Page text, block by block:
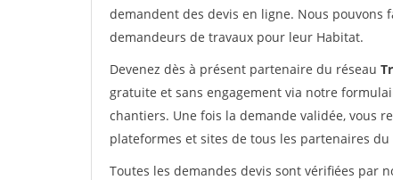
demandent des devis en ligne. Nous
demandeurs de travaux pour leur Habitat.
Devenez dès à présent partenaire du réseau
gratuite et sans engagement via notre
chantiers. Une fois la demande validée, vous
plateformes et sites de tous les partenaires du
Toutes les demandes devis sont vérifiées par